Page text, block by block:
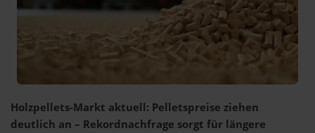
Holzpellets-Markt aktuell: Pelletspreise ziehen
deutlich an – Rekordnachfrage sorgt für längere